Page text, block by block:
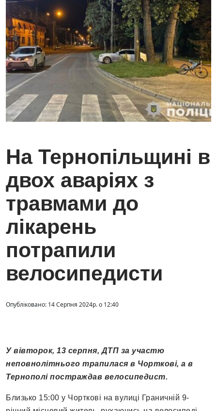
На Тернопільщині в
двох аваріях з
травмами до
лікарень
потрапили
велосипедисти
Опубліковано: 14 Серпня 2024р. о 12:40
У вівторок, 13 серпня, ДТП за участю
неповнолітнього трапилася в Чорткові, а в
Тернополі постраждав велосипедист.
Близько 15:00 у Чорткові на вулиці Граничній 9-